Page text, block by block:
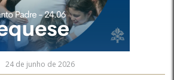
24 de junho de 2026